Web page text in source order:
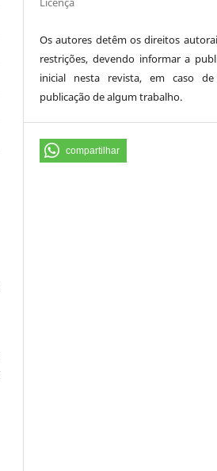
Os autores detêm os direitos
restrições, devendo informar a
inicial nesta revista, em caso
publicação de algum trabalho.
compartilhar